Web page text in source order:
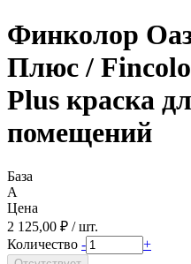
Финколор
Плюс /
Plus краска
помещений
База
A
Цена
2 125,00 ₽ / шт.
Количество - +